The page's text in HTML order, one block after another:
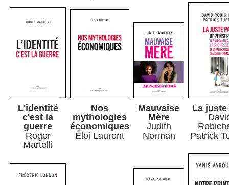
L'identité
c'est la
guerre
Roger
Martelli
Nos
mythologies
économiques
Éloi Laurent
Mauvaise
Mère
Judith
Norman
La
Patrick